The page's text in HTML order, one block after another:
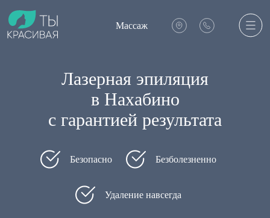
Массаж
Лазерная эпиляция
в Нахабино
с гарантией результата
Безопасно Безболезненно
Удаление навсегда